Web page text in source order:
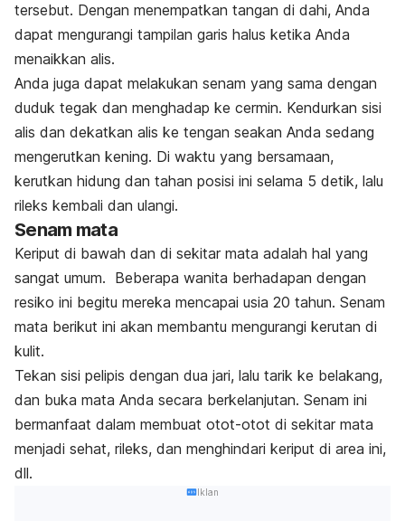
tersebut. Dengan menempatkan tangan di dahi, Anda
dapat mengurangi tampilan garis halus ketika Anda
menaikkan alis.
Anda juga dapat melakukan senam yang sama dengan
duduk tegak dan menghadap ke cermin. Kendurkan sisi
alis dan dekatkan alis ke tengan seakan Anda sedang
mengerutkan kening. Di waktu yang bersamaan,
kerutkan hidung dan tahan posisi ini selama 5 detik, lalu
rileks kembali dan ulangi.
Senam mata
Keriput di bawah dan di sekitar mata adalah hal yang
sangat umum. Beberapa wanita berhadapan dengan
resiko ini begitu mereka mencapai usia 20 tahun. Senam
mata berikut ini akan membantu mengurangi kerutan di
kulit.
Tekan sisi pelipis dengan dua jari, lalu tarik ke belakang,
dan buka mata Anda secara berkelanjutan. Senam ini
bermanfaat dalam membuat otot-otot di sekitar mata
menjadi sehat, rileks, dan menghindari keriput di area ini,
dll.
Iklan